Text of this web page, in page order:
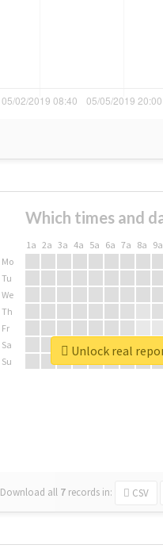
Which times and
1a 2a 3a 4a 5a 6a 7a 8a 9a
Mo
Tu
We
Th
Fr
Sa
Su
Download all 7 records in: CSV
Unlock real